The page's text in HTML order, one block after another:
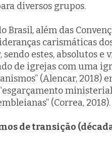
diversos grupos.
Brasil, além das
carismáticas
estes, absolutos e
de igrejas com uma
(Alencar, 2018)
(Correa, 2018).
de transição